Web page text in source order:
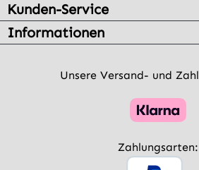
Kunden-Service
Informationen
Unsere Versand- und
Zahlungsarten: